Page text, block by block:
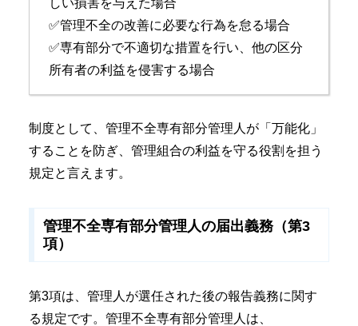
✅管理不全の改善に必要な行為を怠る場合
✅専有部分で不適切な措置を行い、他の区分
所有者の利益を侵害する場合
制度として、管理不全専有部分管理人が「万能化」
することを防ぎ、管理組合の利益を守る役割を担う
規定と言えます。
管理不全専有部分管理人の届出義務（第3
項）
第3項は、管理人が選任された後の報告義務に関す
る規定です。管理不全専有部分管理人は、